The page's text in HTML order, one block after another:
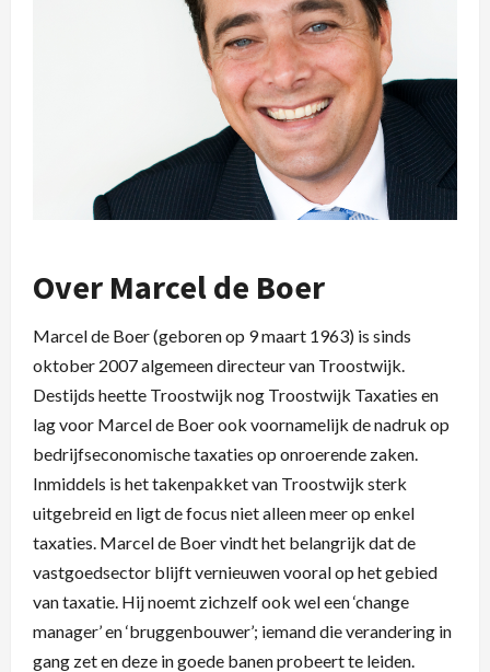
Over Marcel de Boer
Marcel de Boer (geboren op 9 maart 1963) is sinds
oktober 2007 algemeen directeur van Troostwijk.
Destijds heette Troostwijk nog Troostwijk Taxaties en
lag voor Marcel de Boer ook voornamelijk de nadruk op
bedrijfseconomische taxaties op onroerende zaken.
Inmiddels is het takenpakket van Troostwijk sterk
uitgebreid en ligt de focus niet alleen meer op enkel
taxaties. Marcel de Boer vindt het belangrijk dat de
vastgoedsector blijft vernieuwen vooral op het gebied
van taxatie. Hij noemt zichzelf ook wel een ‘change
manager’ en ‘bruggenbouwer’; iemand die verandering in
gang zet en deze in goede banen probeert te leiden.